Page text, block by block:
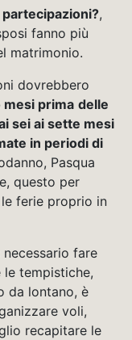
,
fanno più
matrimonio.
dovrebbero
mesi prima delle
sei ai sette mesi
in periodi di
Pasqua
questo per
ferie proprio in
fare
tempistiche,
da lontano, è
voli,
recapitare le